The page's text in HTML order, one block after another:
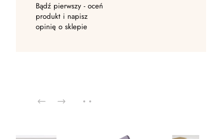
Bądź pierwszy - oceń
produkt i napisz
opinię o sklepie